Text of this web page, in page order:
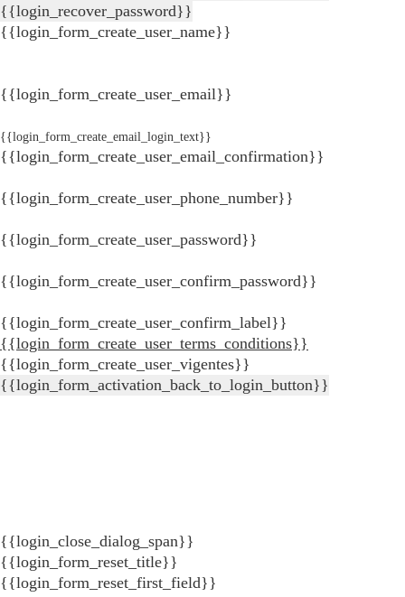
{{login_recover_password}}
{{login_form_create_user_name}}
{{login_form_create_user_email}}
{{login_form_create_email_login_text}}
{{login_form_create_user_email_confirmation}}
{{login_form_create_user_phone_number}}
{{login_form_create_user_password}}
{{login_form_create_user_confirm_password}}
{{login_form_create_user_confirm_label}}
{{login_form_create_user_terms_conditions}}
{{login_form_create_user_vigentes}}
{{login_form_activation_back_to_login_button}}
{{login_close_dialog_span}}
{{login_form_reset_title}}
{{login_form_reset_first_field}}